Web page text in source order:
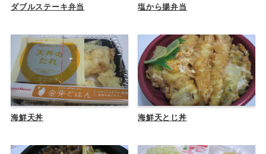
ダブルステーキ弁当 塩から揚弁当
海鮮天丼 海鮮天とじ丼